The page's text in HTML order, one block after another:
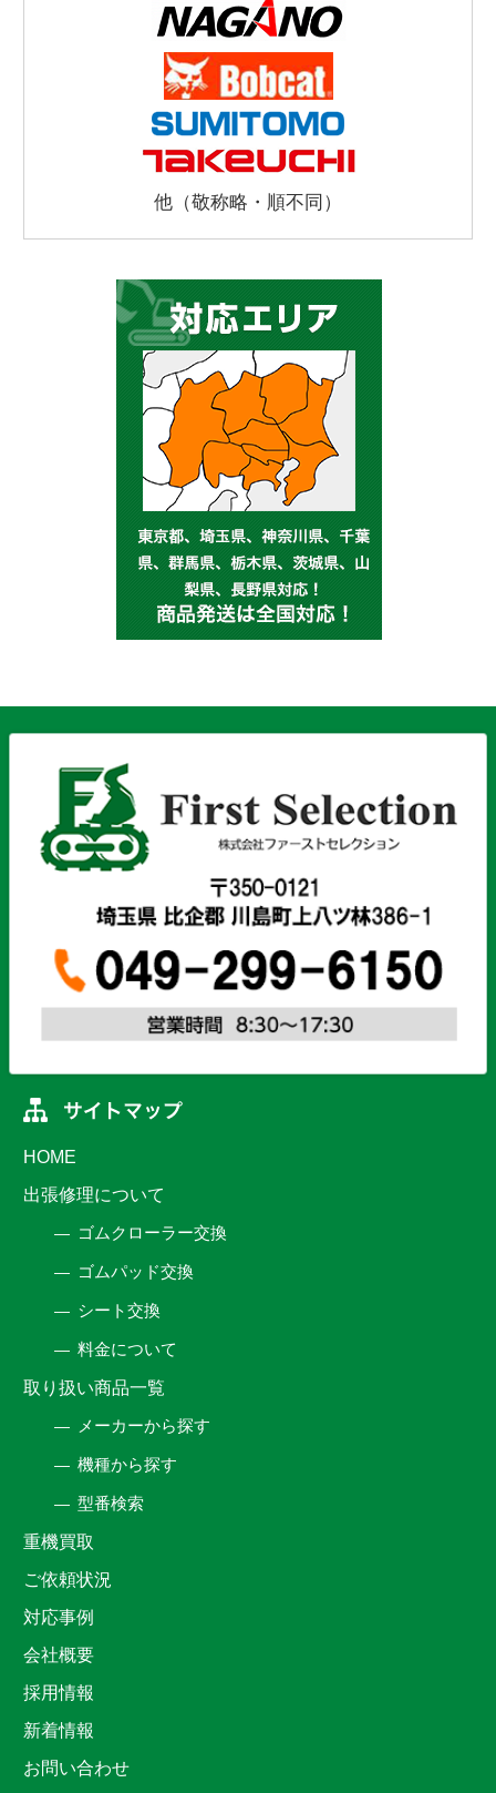
他（敬称略・順不同）
HOME
出張修理について
ゴムクローラー交換
ゴムパッド交換
シート交換
料金について
取り扱い商品一覧
メーカーから探す
機種から探す
型番検索
重機買取
ご依頼状況
対応事例
会社概要
採用情報
新着情報
お問い合わせ